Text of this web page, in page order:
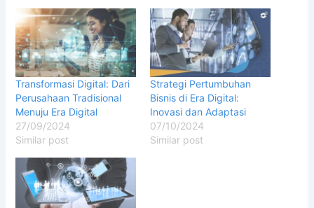
Transformasi Digital: Dari
Perusahaan Tradisional
Menuju Era Digital
27/09/2024
Similar post
Strategi Pertumbuhan
Bisnis di Era Digital:
Inovasi dan Adaptasi
07/10/2024
Similar post